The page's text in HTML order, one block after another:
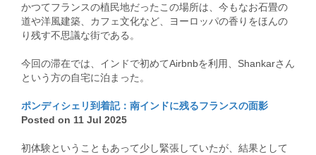
かつてフランスの植民地だったこの場所は、今もなお石畳の
道や洋風建築、カフェ文化など、ヨーロッパの香りをほんの
り残す不思議な街である。
今回の滞在では、インドで初めてAirbnbを利用、Shankarさん
という方の自宅に泊まった。
ポンディシェリ到着記：南インドに残るフランスの面影
Posted on 11 Jul 2025
初体験ということもあって少し緊張していたが、結果として